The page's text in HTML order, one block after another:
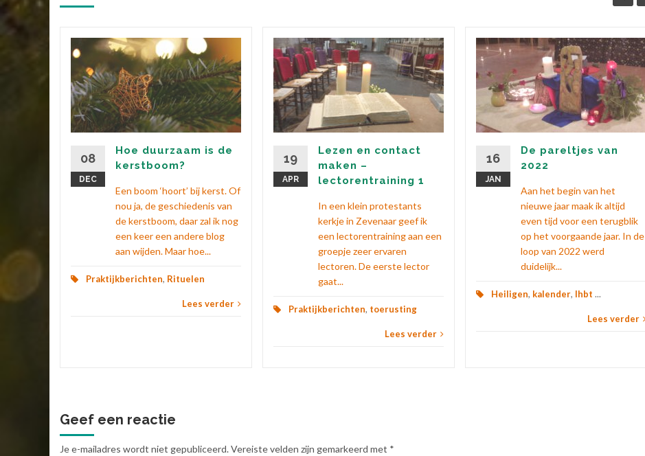
08
DEC
Hoe duurzaam is de
kerstboom?
Een boom ‘hoort’ bij kerst. Of
nou ja, de geschiedenis van
de kerstboom, daar zal ik nog
een keer een andere blog
aan wijden. Maar hoe...
Praktijkberichten, Rituelen
Lees verder
19
APR
Lezen en contact
maken –
lectorentraining 1
In een klein protestants
kerkje in Zevenaar geef ik
een lectorentraining aan een
groepje zeer ervaren
lectoren. De eerste lector
gaat...
Praktijkberichten, toerusting
Lees verder
16
JAN
De pareltjes van
2022
Aan het begin van het
nieuwe jaar maak ik altijd
even tijd voor een terugblik
op het voorgaande jaar. In de
loop van 2022 werd
duidelijk...
Heiligen, kalender, lhbt ...
Lees verder
Geef een reactie
Je e-mailadres wordt niet gepubliceerd.Vereiste velden zijn gemarkeerd met *